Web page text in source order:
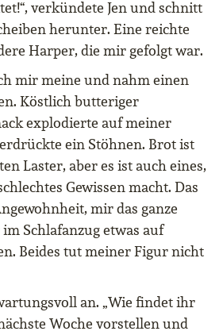
verkündete Jen und schnitt
herunter. Eine reichte
Harper, die mir gefolgt war.
mir meine und nahm einen
Köstlich butteriger
explodierte auf meiner
ein Stöhnen. Brot ist
Laster, aber es ist auch eines,
Gewissen macht. Das
mir das ganze
Schlafanzug etwas auf
Beides tut meiner Figur nicht
an. „Wie findet ihr
Woche vorstellen und